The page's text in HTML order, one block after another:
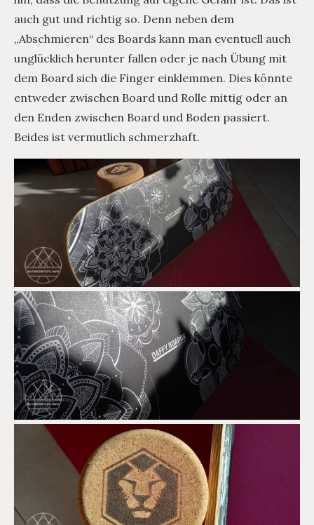
auch gut und richtig so. Denn neben dem
„Abschmieren“ des Boards kann man eventuell auch
unglücklich herunter fallen oder je nach Übung mit
dem Board sich die Finger einklemmen. Dies könnte
entweder zwischen Board und Rolle mittig oder an
den Enden zwischen Board und Boden passiert.
Beides ist vermutlich schmerzhaft.